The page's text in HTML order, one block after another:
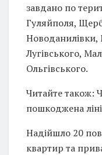
завдано по
Гуляйполя,
Новоданилівки,
Лугівського,
Ольгівського.
Читайте також:
пошкоджена
Надійшло 20
квартир та